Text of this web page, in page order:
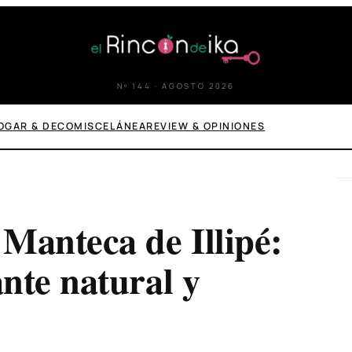
Nº 144 · AGOSTO 2026
& DECOMISCELÁNEAREVIEW & OPINIONES
de Illipé:
natural y